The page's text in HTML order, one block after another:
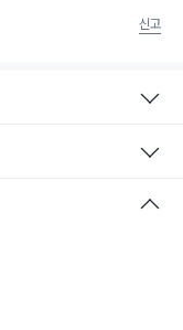
에 따라 제조되어 식품 또
기구라는 표시입니다.
신고